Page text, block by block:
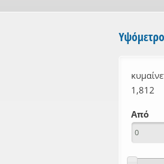
Υψόμετρο
1,812
Από